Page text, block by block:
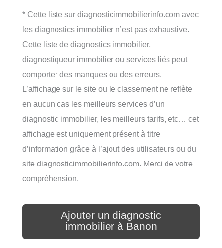
* Cette liste sur diagnosticimmobilierinfo.com avec
les diagnostics immobilier n’est pas exhaustive.
Cette liste de diagnostics immobilier,
diagnostiqueur immobilier ou services liés peut
comporter des manques ou des erreurs.
L’affichage sur le site ou le classement ne reflète
en aucun cas les meilleurs services d’un
diagnostic immobilier, les meilleurs tarifs, etc… cet
affichage est uniquement présent à titre
d’information grâce à l’ajout des utilisateurs ou du
site diagnosticimmobilierinfo.com. Merci de votre
compréhension.
Ajouter un diagnostic
immobilier à Banon